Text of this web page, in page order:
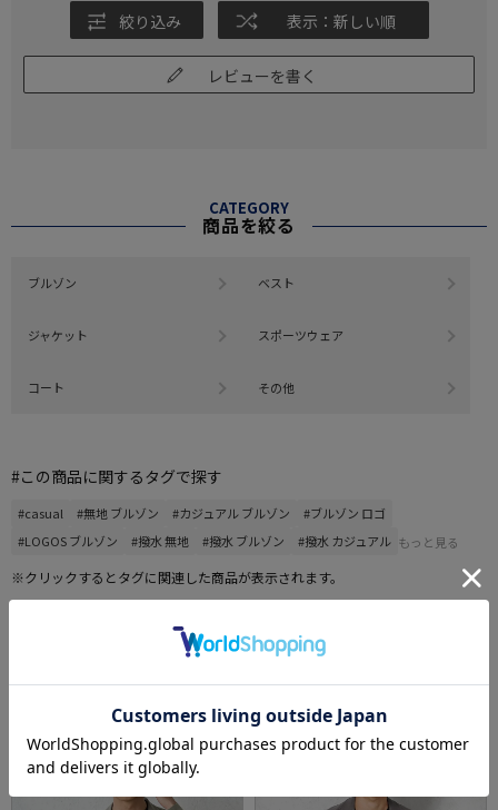
絞り込み 表示：新しい順
レビューを書く
CATEGORY
商品を絞る
ブルゾン ベスト
ジャケット スポーツウェア
コート その他
#この商品に関するタグで探す
#casual #無地 ブルゾン #カジュアル ブルゾン
#ブルゾン ロゴ
#LOGOS ブルゾン
#撥水 無地 #撥水 ブルゾン #撥水 カジュアル もっと見る
※クリックするとタグに関連した商品が表示されます。
カジュアルアウター売れ筋ランキング
1 2